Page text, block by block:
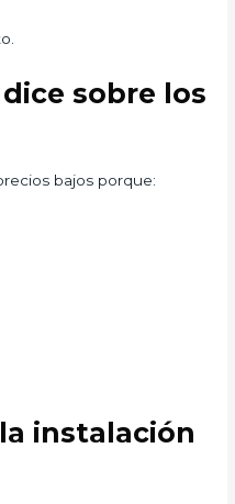
sobre los
bajos porque:
instalación